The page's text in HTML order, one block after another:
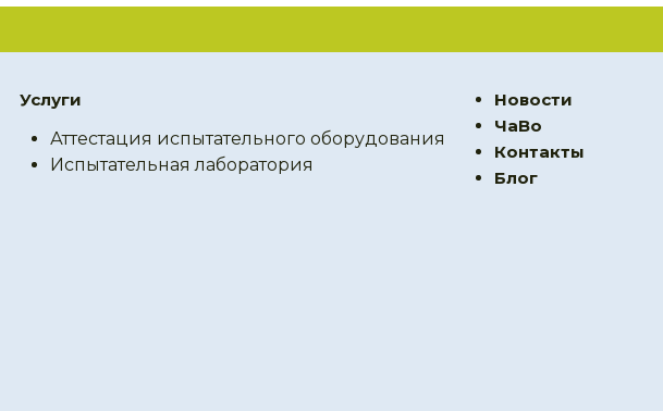
Услуги
Аттестация испытательного оборудования
Испытательная лаборатория
Новости
ЧаВо
Контакты
Блог